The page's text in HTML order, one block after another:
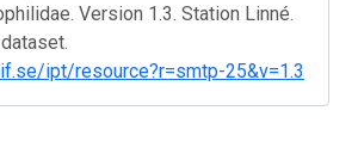
Version 1.3. Station Linné.
ipt/resource?r=smtp-25&v=1.3